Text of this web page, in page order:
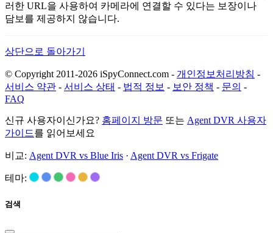
러한 URL을 사용하여 카메라에 연결할 수 있다는 보장이나
담보를 제공하지 않습니다.
상단으로 돌아가기
© Copyright 2011-2026 iSpyConnect.com - 개인정보처리방침 -
서비스 약관 - 서비스 상태 - 법적 정보 - 보안 정책 - 문의 -
FAQ
신규 사용자이신가요? 홈페이지 방문 또는 Agent DVR 사용자
가이드를 읽어보세요
비교: Agent DVR vs Blue Iris · Agent DVR vs Frigate
테마:
검색